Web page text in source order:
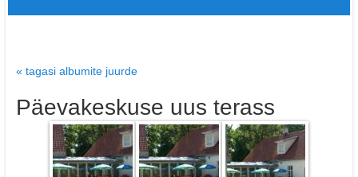
« tagasi albumite juurde
Päevakeskuse uus terass